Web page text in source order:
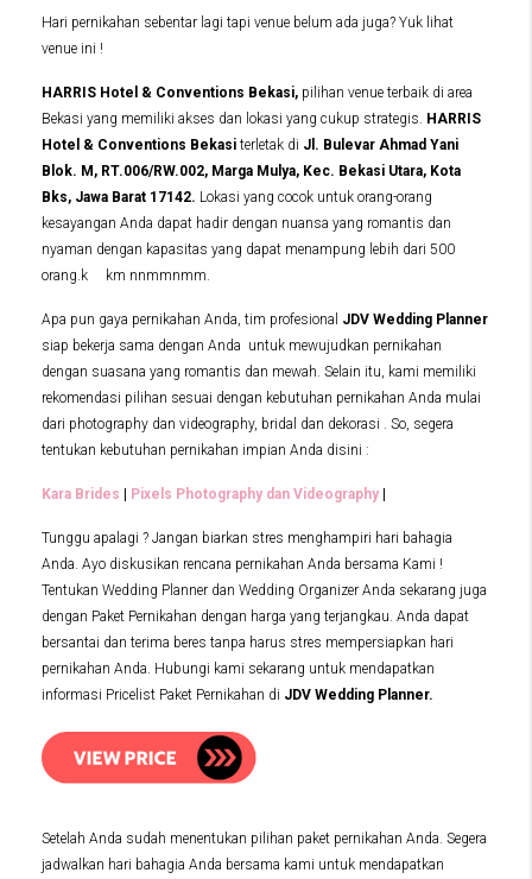
Hari pernikahan sebentar lagi tapi venue belum ada juga? Yuk lihat
venue ini !
HARRIS Hotel & Conventions Bekasi, pilihan venue terbaik di area
Bekasi yang memiliki akses dan lokasi yang cukup strategis. HARRIS
Hotel & Conventions Bekasi terletak di Jl. Bulevar Ahmad Yani
Blok. M, RT.006/RW.002, Marga Mulya, Kec. Bekasi Utara, Kota
Bks, Jawa Barat 17142. Lokasi yang cocok untuk orang-orang
kesayangan Anda dapat hadir dengan nuansa yang romantis dan
nyaman dengan kapasitas yang dapat menampung lebih dari 500
orang.k km nnmmnmm.
Apa pun gaya pernikahan Anda, tim profesional JDV Wedding Planner
siap bekerja sama dengan Anda untuk mewujudkan pernikahan
dengan suasana yang romantis dan mewah. Selain itu, kami memiliki
rekomendasi pilihan sesuai dengan kebutuhan pernikahan Anda mulai
dari photography dan videography, bridal dan dekorasi . So, segera
tentukan kebutuhan pernikahan impian Anda disini :
Kara Brides | Pixels Photography dan Videography |
Tunggu apalagi ? Jangan biarkan stres menghampiri hari bahagia
Anda. Ayo diskusikan rencana pernikahan Anda bersama Kami !
Tentukan Wedding Planner dan Wedding Organizer Anda sekarang juga
dengan Paket Pernikahan dengan harga yang terjangkau. Anda dapat
bersantai dan terima beres tanpa harus stres mempersiapkan hari
pernikahan Anda. Hubungi kami sekarang untuk mendapatkan
informasi Pricelist Paket Pernikahan di JDV Wedding Planner.
Setelah Anda sudah menentukan pilihan paket pernikahan Anda. Segera
jadwalkan hari bahagia Anda bersama kami untuk mendapatkan